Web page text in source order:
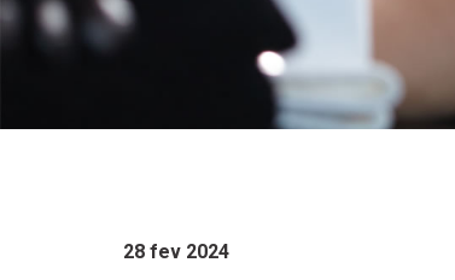
28 fev 2024